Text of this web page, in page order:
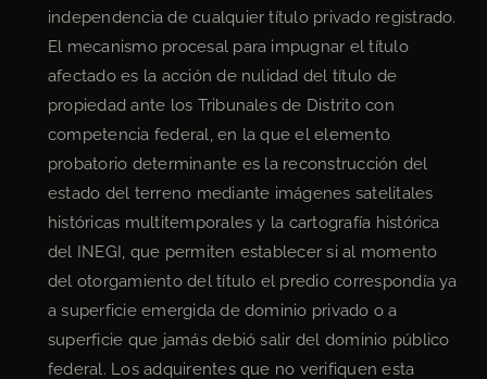
independencia de cualquier título privado registrado.
El mecanismo procesal para impugnar el título
afectado es la acción de nulidad del título de
propiedad ante los Tribunales de Distrito con
competencia federal, en la que el elemento
probatorio determinante es la reconstrucción del
estado del terreno mediante imágenes satelitales
históricas multitemporales y la cartografía histórica
del INEGI, que permiten establecer si al momento
del otorgamiento del título el predio correspondía ya
a superficie emergida de dominio privado o a
superficie que jamás debió salir del dominio público
federal. Los adquirentes que no verifiquen esta